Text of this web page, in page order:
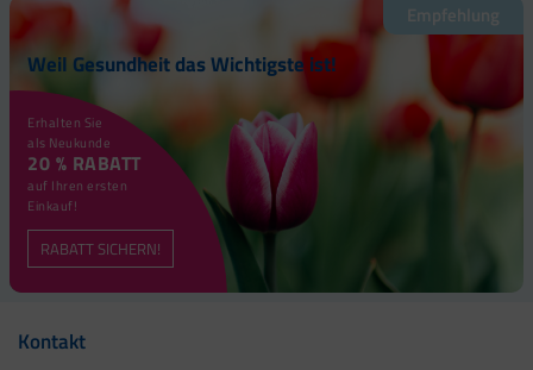
Empfehlung
Weil Gesundheit das Wichtigste ist!
Erhalten Sie
als Neukunde
20 % RABATT
auf Ihren ersten
Einkauf!
RABATT SICHERN!
Kontakt